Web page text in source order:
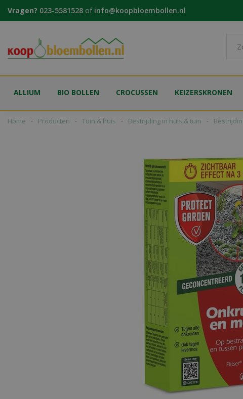
naar
Home Producten Tuin & huis Bestrijding in huis & tuin
Vragen? 023-5581528 of info@koopbloembollen.nl
ALLIUM BIO BOLLEN CROCUSSEN KEIZERSKRONEN